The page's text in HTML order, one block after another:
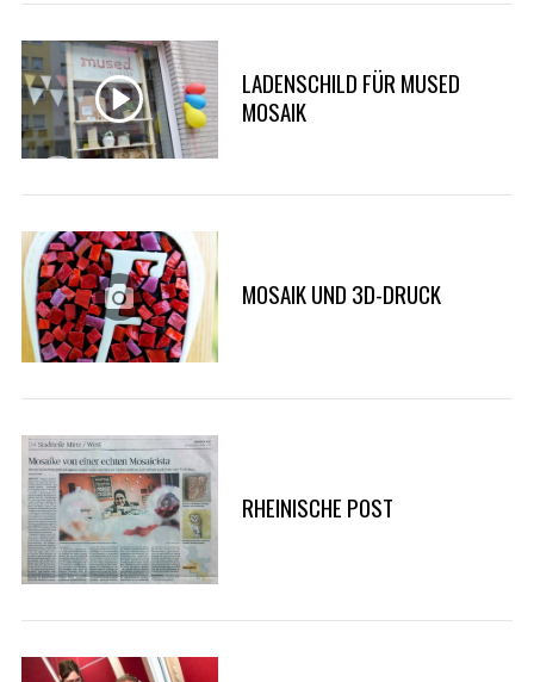
LADENSCHILD FÜR MUSED
MOSAIK
MOSAIK UND 3D-DRUCK
RHEINISCHE POST